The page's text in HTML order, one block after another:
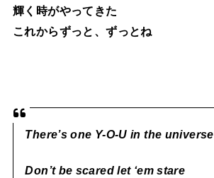
輝く時がやってきた
これからずっと、ずっとね
There’s one Y-O-U in the universe
Don’t be scared let ‘em stare